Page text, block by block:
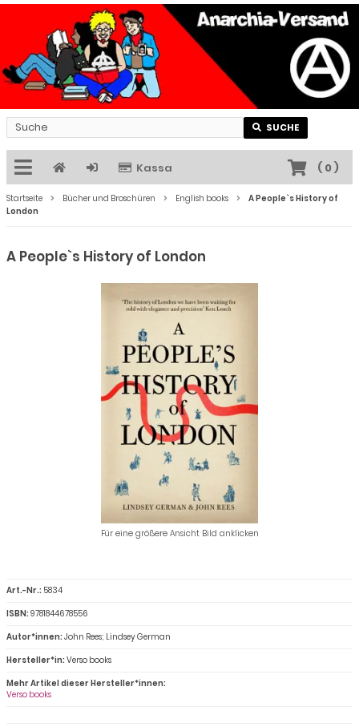
SUCHE
Kassa ( 0)
Startseite Bücher und Broschüren English books
A People`s History of
London
A People`s History of London
Für eine größere Ansicht Bild anklicken
Art.-Nr.: 5834
ISBN:9781844678556
Autor*innen:John Rees; Lindsey German
Hersteller*in:Verso books
Mehr Artikel dieser Hersteller*innen:
Verso books